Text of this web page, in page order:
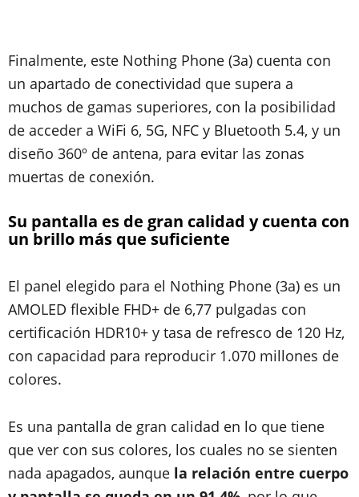
Finalmente, este Nothing Phone (3a) cuenta con
un apartado de conectividad que supera a
muchos de gamas superiores, con la posibilidad
de acceder a WiFi 6, 5G, NFC y Bluetooth 5.4, y un
diseño 360º de antena, para evitar las zonas
muertas de conexión.
Su pantalla es de gran calidad y cuenta con
un brillo más que suficiente
El panel elegido para el Nothing Phone (3a) es un
AMOLED flexible FHD+ de 6,77 pulgadas con
certificación HDR10+ y tasa de refresco de 120 Hz,
con capacidad para reproducir 1.070 millones de
colores.
Es una pantalla de gran calidad en lo que tiene
que ver con sus colores, los cuales no se sienten
nada apagados, aunque la relación entre cuerpo